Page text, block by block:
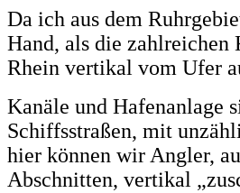
Da ich aus dem
Hand, als die zahlreichen
Rhein vertikal vom Ufer
Kanäle und Hafenanlage
Schiffsstraßen, mit
hier können wir Angler,
Abschnitten, vertikal